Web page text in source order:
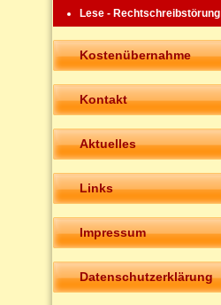
Lese - Rechtschreibstörung
Kostenübernahme
Kontakt
Aktuelles
Links
Impressum
Datenschutzerklärung